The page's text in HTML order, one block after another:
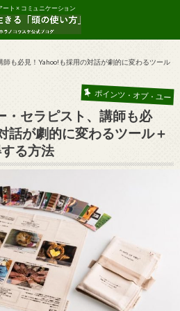
ート × コミュニケーション
も必見！Yahoo!も採用の対話が劇的に変わるツール
ポインツ・オブ・ユー
・セラピスト、講師も必
話が劇的に変わるツール＋
る方法